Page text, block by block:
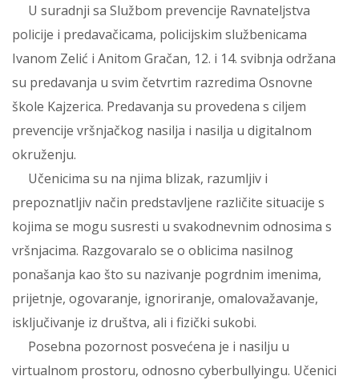
U suradnji sa Službom prevencije Ravnateljstva
policije i predavačicama, policijskim službenicama
Ivanom Zelić i Anitom Gračan, 12. i 14. svibnja održana
su predavanja u svim četvrtim razredima Osnovne
škole Kajzerica. Predavanja su provedena s ciljem
prevencije vršnjačkog nasilja i nasilja u digitalnom
okruženju.
Učenicima su na njima blizak, razumljiv i
prepoznatljiv način predstavljene različite situacije s
kojima se mogu susresti u svakodnevnim odnosima s
vršnjacima. Razgovaralo se o oblicima nasilnog
ponašanja kao što su nazivanje pogrdnim imenima,
prijetnje, ogovaranje, ignoriranje, omalovažavanje,
isključivanje iz društva, ali i fizički sukobi.
Posebna pozornost posvećena je i nasilju u
virtualnom prostoru, odnosno cyberbullyingu. Učenici